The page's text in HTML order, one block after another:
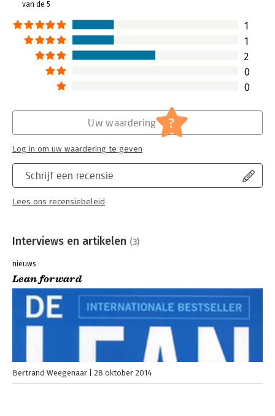
verschenen Nederlandse vertaling
komt wat dat betreft geen moment te
Lees verder
van de 5
1
1
2
0
0
Schrijf een recensie
Lees ons recensiebeleid
Uw waardering ?
Log in om uw waardering te geven
Interviews en artikelen (3)
nieuws
Lean forward
Bertrand Weegenaar 28 oktober 2014